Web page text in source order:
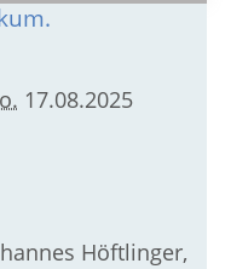
17.08.2025
Höftlinger,